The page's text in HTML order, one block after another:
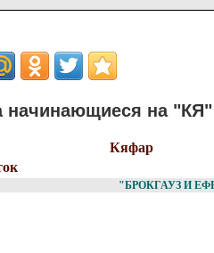
начинающиеся на "КЯ"
Кяфар
"БРОКГАУЗ И